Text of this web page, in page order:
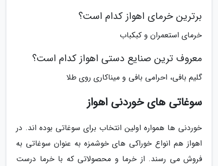
برترین خرمای اهواز کدام است؟
خرمای استعمران و کبکباب
معروف ترین صنایع دستی اهواز کدام است؟
گلیم بافی، احرامی بافی و میناکاری روی طلا
سوغاتی های خوردنی اهواز
خوردنی ها همواره اولین انتخاب برای سوغاتی بوده اند. در
اهواز هم انواع خوراکی های خوشمزه به عنوان سوغاتی به
فروش می رسند. از خرما و محصولاتی که با خرما درست